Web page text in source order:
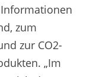
zum
zur CO2-
„Im